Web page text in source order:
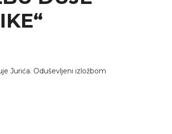
Jurića. Oduševljeni izložbom